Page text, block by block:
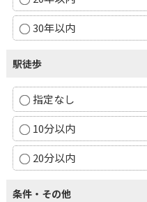
30年以内
駅徒歩
指定なし
10分以内
20分以内
条件・その他